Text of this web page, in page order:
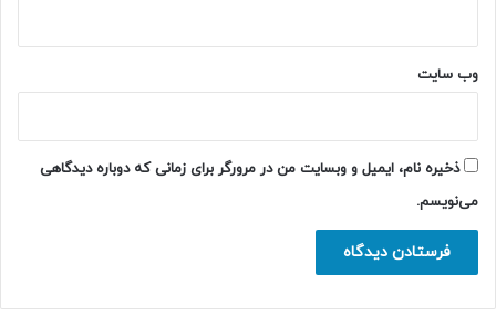
وب‌ سایت
ذخیره نام، ایمیل و وبسایت من در مرورگر برای زمانی که دوباره دیدگاهی
می‌نویسم.